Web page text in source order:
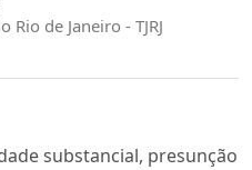
de Janeiro - TJRJ
substancial, presunção